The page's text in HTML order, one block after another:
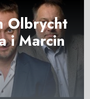
Olbrycht
i Marcin